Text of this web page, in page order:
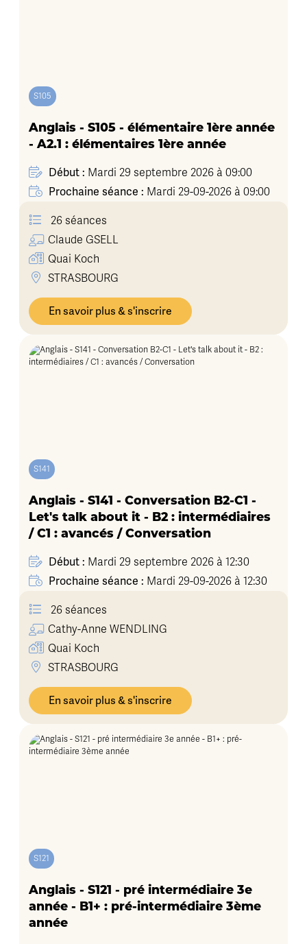
S105
Anglais - S105 - élémentaire 1ère année
- A2.1 : élémentaires 1ère année
Début : Mardi 29 septembre 2026 à 09:00
Prochaine séance : Mardi 29-09-2026 à 09:00
26 séances
Claude GSELL
Quai Koch
STRASBOURG
En savoir plus & s'inscrire
S141
Anglais - S141 - Conversation B2-C1 -
Let's talk about it - B2 : intermédiaires
/ C1 : avancés / Conversation
Début : Mardi 29 septembre 2026 à 12:30
Prochaine séance : Mardi 29-09-2026 à 12:30
26 séances
Cathy-Anne WENDLING
Quai Koch
STRASBOURG
En savoir plus & s'inscrire
S121
Anglais - S121 - pré intermédiaire 3e
année - B1+ : pré-intermédiaire 3ème
année